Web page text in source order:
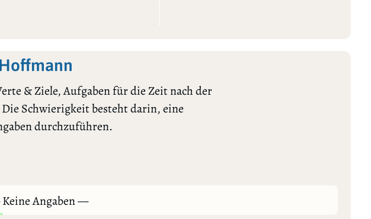
& Ziele, Aufgaben für die Zeit nach der
Schwierigkeit besteht darin, eine
durchzuführen.
Angaben —